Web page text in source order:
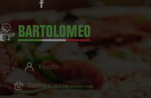
Konto
Zamówienie